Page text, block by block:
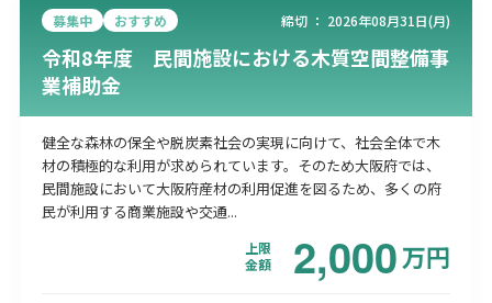
募集中 おすすめ 締切 ： 2026年08月31日(月)
令和8年度 民間施設における木質空間整備事
業補助金
健全な森林の保全や脱炭素社会の実現に向けて、社会全体で木
材の積極的な利用が求められています。そのため大阪府では、
民間施設において大阪府産材の利用促進を図るため、多くの府
民が利用する商業施設や交通...
上限
金額
2,000万円